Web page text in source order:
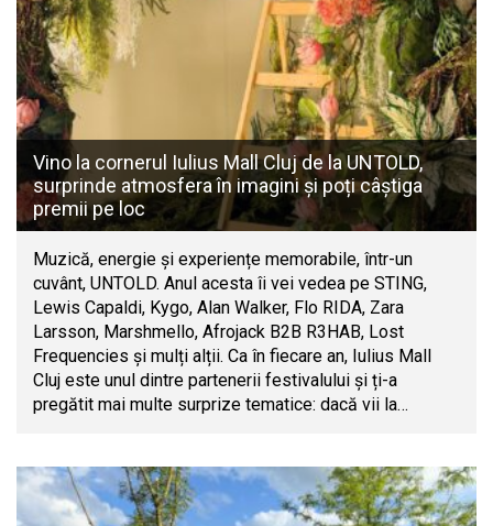
Vino la cornerul Iulius Mall Cluj de la UNTOLD,
surprinde atmosfera în imagini și poți câștiga
premii pe loc
Muzică, energie și experiențe memorabile, într-un
cuvânt, UNTOLD. Anul acesta îi vei vedea pe STING,
Lewis Capaldi, Kygo, Alan Walker, Flo RIDA, Zara
Larsson, Marshmello, Afrojack B2B R3HAB, Lost
Frequencies și mulți alții. Ca în fiecare an, Iulius Mall
Cluj este unul dintre partenerii festivalului și ți-a
pregătit mai multe surprize tematice: dacă vii la…